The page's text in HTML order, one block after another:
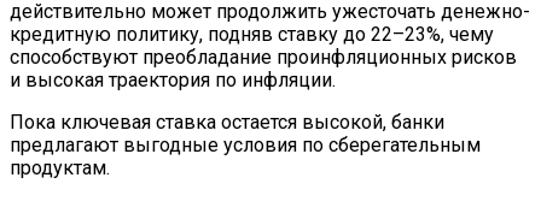
действительно может продолжить ужесточать денежно-
кредитную политику, подняв ставку до 22–23%, чему
способствуют преобладание проинфляционных рисков
и высокая траектория по инфляции.
Пока ключевая ставка остается высокой, банки
предлагают выгодные условия по сберегательным
продуктам.